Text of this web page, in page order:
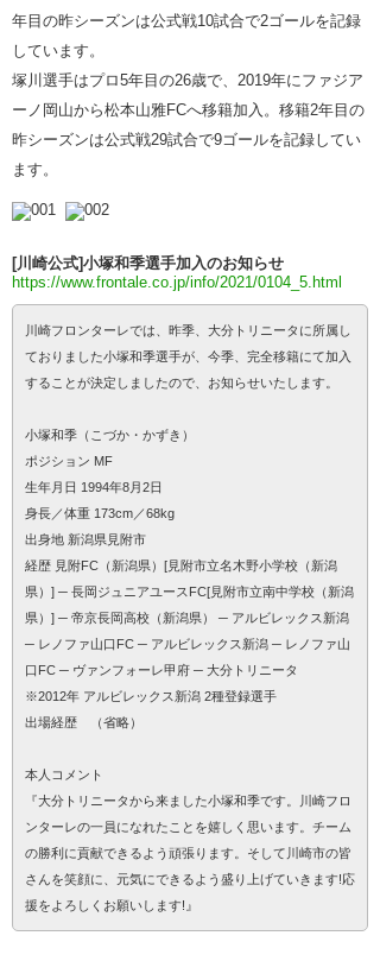
年目の昨シーズンは公式戦10試合で2ゴールを記録
しています。
塚川選手はプロ5年目の26歳で、2019年にファジア
ーノ岡山から松本山雅FCへ移籍加入。移籍2年目の
昨シーズンは公式戦29試合で9ゴールを記録してい
ます。
[川崎公式]小塚和季選手加入のお知らせ
https://www.frontale.co.jp/info/2021/0104_5.html
川崎フロンターレでは、昨季、大分トリニータに所属し
ておりました小塚和季選手が、今季、完全移籍にて加入
することが決定しましたので、お知らせいたします。
小塚和季（こづか・かずき）
ポジション MF
生年月日 1994年8月2日
身長／体重 173cm／68kg
出身地 新潟県見附市
経歴 見附FC（新潟県）[見附市立名木野小学校（新潟
県）] ─ 長岡ジュニアユースFC[見附市立南中学校（新潟
県）] ─ 帝京長岡高校（新潟県） ─ アルビレックス新潟
─ レノファ山口FC ─ アルビレックス新潟 ─ レノファ山
口FC ─ ヴァンフォーレ甲府 ─ 大分トリニータ
※2012年 アルビレックス新潟 2種登録選手
出場経歴 （省略）
本人コメント
『大分トリニータから来ました小塚和季です。川崎フロ
ンターレの一員になれたことを嬉しく思います。チーム
の勝利に貢献できるよう頑張ります。そして川崎市の皆
さんを笑顔に、元気にできるよう盛り上げていきます!応
援をよろしくお願いします!』